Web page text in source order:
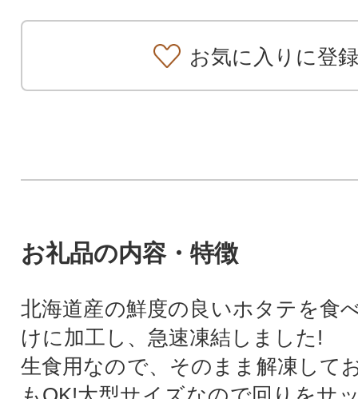
お気に入りに登録
お礼品の内容・特徴
北海道産の鮮度の良いホタテを食
けに加工し、急速凍結しました!
生食用なので、そのまま解凍して